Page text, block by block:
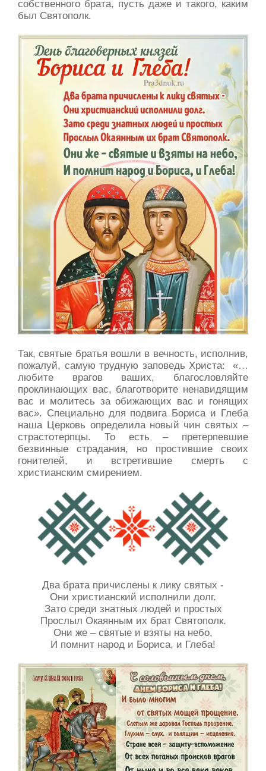
собственного брата, пусть даже и такого, каким
был Святополк.
Так, святые братья вошли в вечность, исполнив,
пожалуй, самую трудную заповедь Христа: «…
любите врагов ваших, благословляйте
проклинающих вас, благотворите ненавидящим
вас и молитесь за обижающих вас и гонящих
вас». Специально для подвига Бориса и Глеба
наша Церковь определила новый чин святых –
страстотерпцы. То есть – претерпевшие
безвинные страдания, но простившие своих
гонителей, и встретившие смерть с
христианским смирением.
Два брата причислены к лику святых -
Они христианский исполнили долг.
Зато среди знатных людей и простых
Прослыл Окаянным их брат Святополк.
Они же – святые и взяты на небо,
И помнит народ и Бориса, и Глеба!